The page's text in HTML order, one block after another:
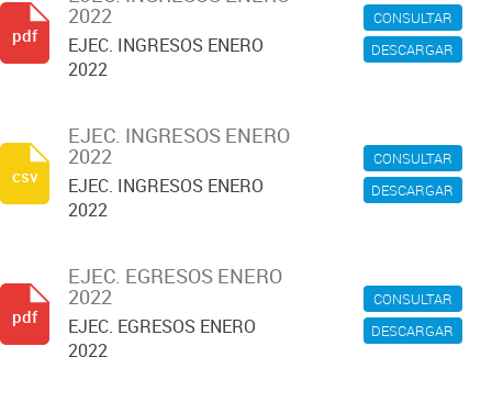
CONSULTAR
DESCARGAR
2022
EJEC. INGRESOS ENERO
2022
pdf
CONSULTAR
DESCARGAR
EJEC. INGRESOS ENERO
2022
EJEC. INGRESOS ENERO
2022
csv
CONSULTAR
DESCARGAR
EJEC. EGRESOS ENERO
2022
EJEC. EGRESOS ENERO
2022
pdf